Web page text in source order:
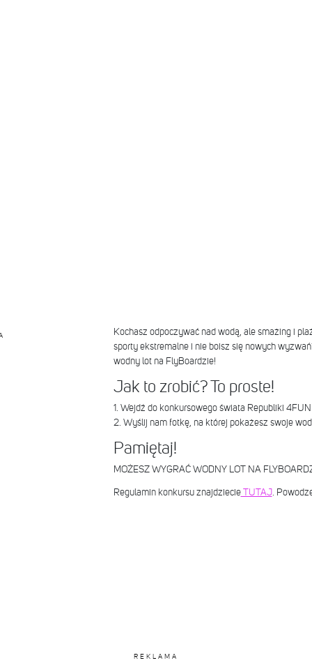
Kochasz odpoczywać nad wodą, ale smażing i
sporty ekstremalne i nie boisz się nowych
wodny lot na FlyBoardzie!
Jak to zrobić? To proste!
1. Wejdź do konkursowego świata Republiki
2. Wyślij nam fotkę, na której pokażesz swoje
Pamiętaj!
MOŻESZ WYGRAĆ WODNY LOT NA
Regulamin konkursu znajdziecieTUTAJ.
REKLAMA